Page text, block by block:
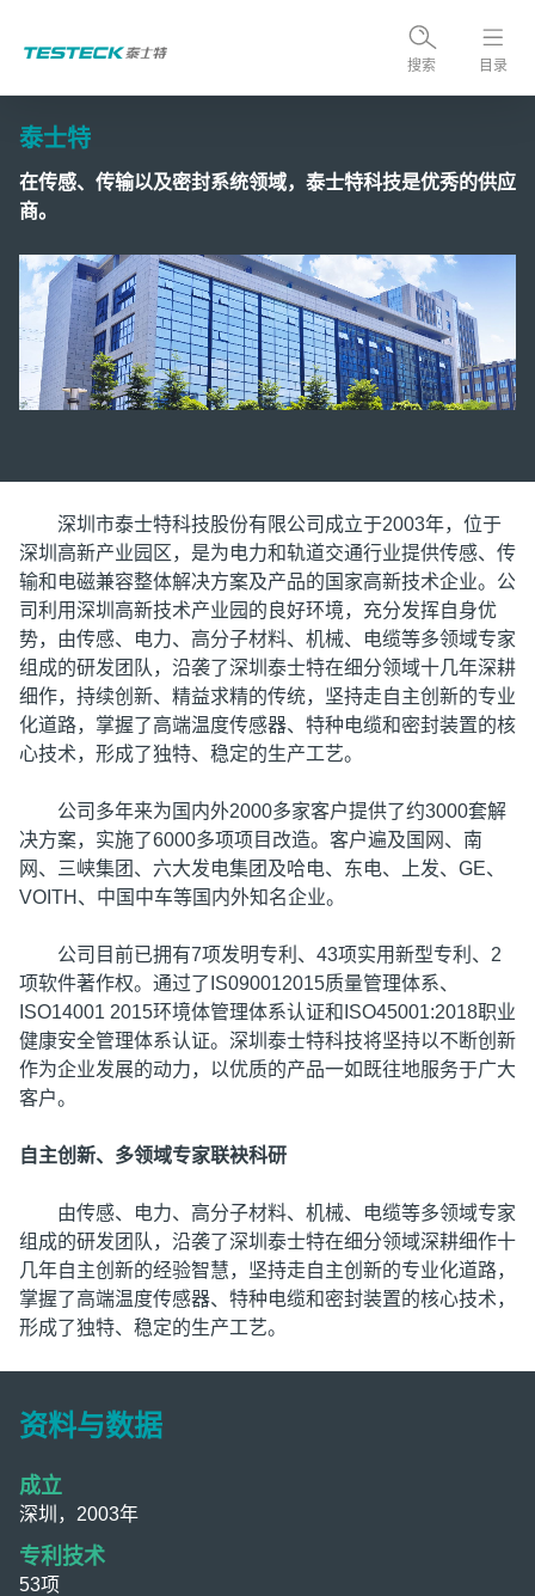
搜索 目录
泰士特
在传感、传输以及密封系统领域，泰士特科技是优秀的供应
商。
深圳市泰士特科技股份有限公司成立于2003年，位于
深圳高新产业园区，是为电力和轨道交通行业提供传感、传
输和电磁兼容整体解决方案及产品的国家高新技术企业。公
司利用深圳高新技术产业园的良好环境，充分发挥自身优
势，由传感、电力、高分子材料、机械、电缆等多领域专家
组成的研发团队，沿袭了深圳泰士特在细分领域十几年深耕
细作，持续创新、精益求精的传统，坚持走自主创新的专业
化道路，掌握了高端温度传感器、特种电缆和密封装置的核
心技术，形成了独特、稳定的生产工艺。
公司多年来为国内外2000多家客户提供了约3000套解
决方案，实施了6000多项项目改造。客户遍及国网、南
网、三峡集团、六大发电集团及哈电、东电、上发、GE、
VOITH、中国中车等国内外知名企业。
公司目前已拥有7项发明专利、43项实用新型专利、2
项软件著作权。通过了IS090012015质量管理体系、
ISO14001 2015环境体管理体系认证和ISO45001:2018职业
健康安全管理体系认证。深圳泰士特科技将坚持以不断创新
作为企业发展的动力，以优质的产品一如既往地服务于广大
客户。
自主创新、多领域专家联袂科研
由传感、电力、高分子材料、机械、电缆等多领域专家
组成的研发团队，沿袭了深圳泰士特在细分领域深耕细作十
几年自主创新的经验智慧，坚持走自主创新的专业化道路，
掌握了高端温度传感器、特种电缆和密封装置的核心技术，
形成了独特、稳定的生产工艺。
资料与数据
成立
深圳，2003年
专利技术
53项